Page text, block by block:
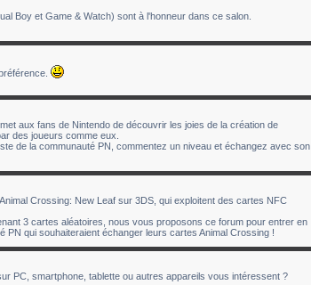
Boy et Game & Watch) sont à l'honneur dans ce salon.
aux fans de Nintendo de découvrir les joies de la création de
des joueurs comme eux.
de la communauté PN, commentez un niveau et échangez avec son
Crossing: New Leaf sur 3DS, qui exploitent des cartes NFC
3 cartes aléatoires, nous vous proposons ce forum pour entrer en
qui souhaiteraient échanger leurs cartes Animal Crossing !
PC, smartphone, tablette ou autres appareils vous intéressent ?